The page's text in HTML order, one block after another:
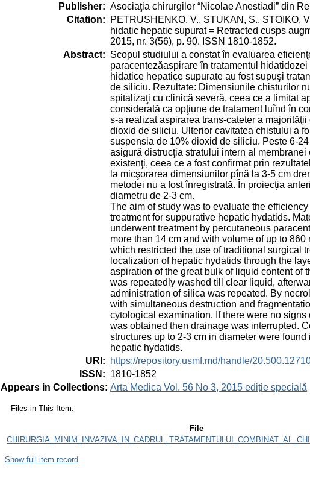
Publisher: Asociaţia chirurgilor “Nicolae Anestiadi” din
Citation:
PETRUSHENKO, V., STUKAN, S., STOIKO,
hidatic hepatic supurat = Retracted cusps
2015, nr. 3(56), p. 90. ISSN 1810-1852.
Abstract: Scopul studiului a constat în evaluarea
paracentezăaspirare în tratamentul
hidatice hepatice supurate au fost supuşi
de siliciu. Rezultate: Dimensiunile chisturilor
spitalizaţi cu clinică severă, ceea ce a limitat
considerată ca opţiune de tratament luînd în
s-a realizat aspirarea trans-cateter a
dioxid de siliciu. Ulterior cavitatea chistului a
suspensia de 10% dioxid de siliciu. Peste 6-
asigură distrucţia stratului intern al
existenţi, ceea ce a fost confirmat prin
la micşorarea dimensiunilor pînă la 3-5 cm
metodei nu a fost înregistrată. În proiecţia
diametru de 2-3 cm.
The aim of study was to evaluate the
treatment for suppurative hepatic hydatids.
underwent treatment by percutaneous
more than 14 cm and with volume of up to
which restricted the use of traditional surgical
localization of hepatic hydatids through the
aspiration of the great bulk of liquid content of
was repeatedly washed till clear liquid,
administration of silica was repeated. By
with simultaneous destruction and
cytological examination. If there were no
was obtained then drainage was interrupted.
structures up to 2-3 cm in diameter were
hepatic hydatids.
URI :
https://repository.usmf.md/handle/
ISSN : 1810-1852
Appears in Collections: Arta Medica Vol. 56 No 3, 2015 ediție specială
Files in This Item:
File
Show full item record